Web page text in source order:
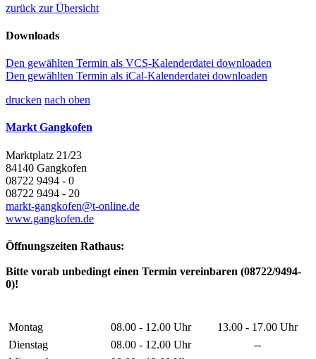
zurück zur Übersicht
Downloads
Den gewählten Termin als VCS-Kalenderdatei downloaden
Den gewählten Termin als iCal-Kalenderdatei downloaden
drucken nach oben
Markt Gangkofen
Marktplatz 21/23
84140 Gangkofen
08722 9494 - 0
08722 9494 - 20
markt-gangkofen@t-online.de
www.gangkofen.de
Öffnungszeiten Rathaus:
Bitte vorab unbedingt einen Termin vereinbaren (08722/9494-
0)!
Montag 08.00 - 12.00 Uhr
13.00 - 17.00 Uhr
Dienstag
08.00 - 12.00 Uhr
--